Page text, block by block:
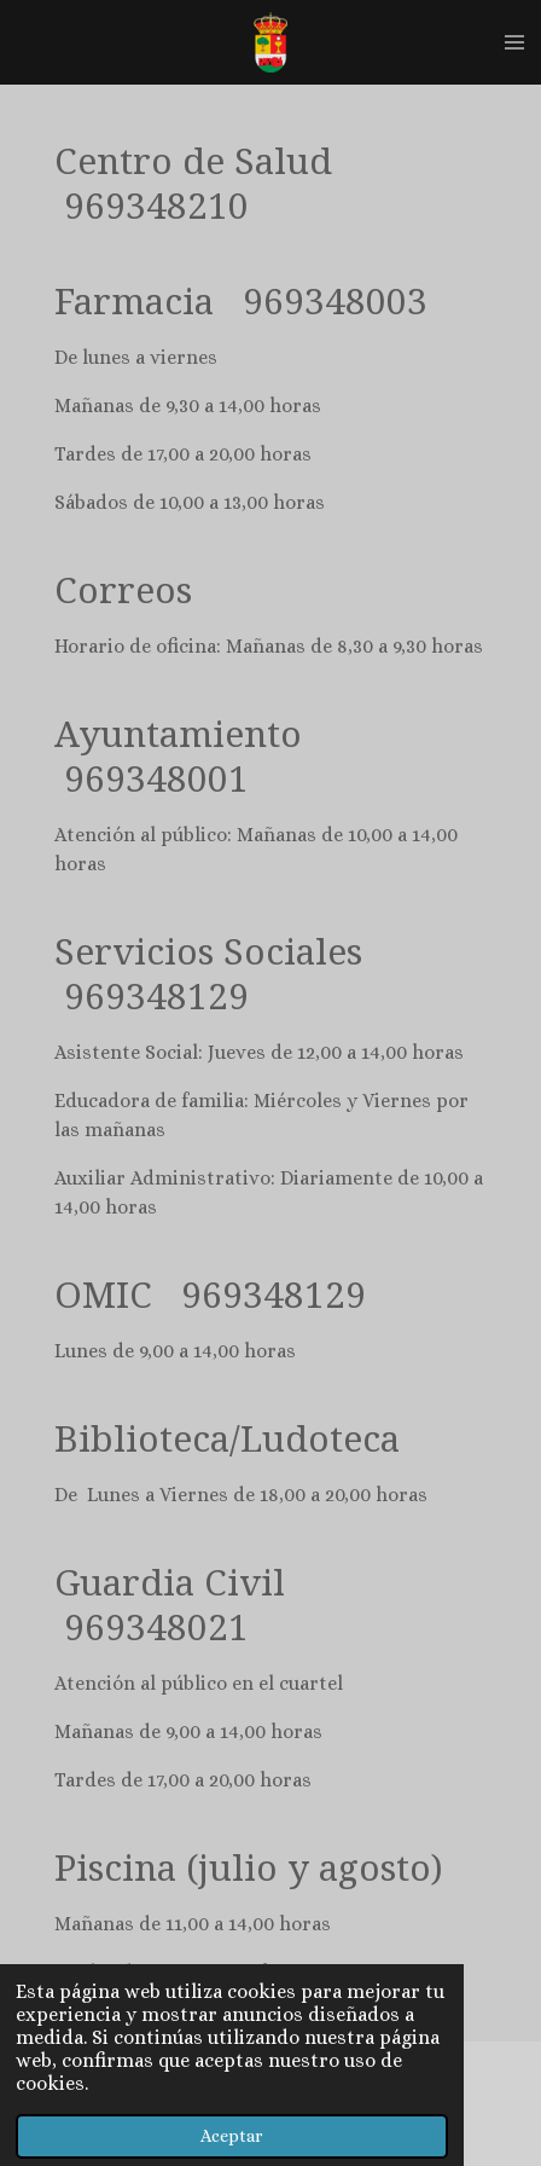
Esta página web utiliza cookies para mejorar tu
experiencia y mostrar anuncios diseñados a
medida. Si continúas utilizando nuestra página
web, confirmas que aceptas nuestro uso de
cookies.
Aceptar
contenido
Centro de Salud
969348210
Farmacia 969348003
De lunes a viernes
Mañanas de 9,30 a 14,00 horas
Tardes de 17,00 a 20,00 horas
Sábados de 10,00 a 13,00 horas
Correos
Horario de oficina: Mañanas de 8,30 a 9,30 horas
Ayuntamiento
969348001
Atención al público: Mañanas de 10,00 a 14,00
horas
Servicios Sociales
969348129
Asistente Social: Jueves de 12,00 a 14,00 horas
Educadora de familia: Miércoles y Viernes por
las mañanas
Auxiliar Administrativo: Diariamente de 10,00 a
14,00 horas
OMIC 969348129
Lunes de 9,00 a 14,00 horas
Biblioteca/Ludoteca
De Lunes a Viernes de 18,00 a 20,00 horas
Guardia Civil
969348021
Atención al público en el cuartel
Mañanas de 9,00 a 14,00 horas
Tardes de 17,00 a 20,00 horas
Piscina (julio y agosto)
Mañanas de 11,00 a 14,00 horas
Tardes de 16,00 a 20,00 horas